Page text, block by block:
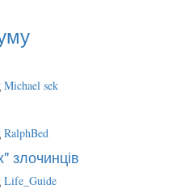
Michael sek
RalphBed
злочинців
Life_Guide